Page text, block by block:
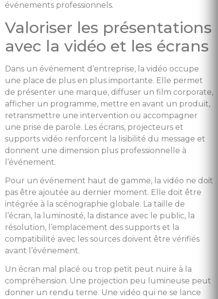
événements professionnels.
Valoriser les présentations
avec la vidéo et les écrans
Dans un événement d’entreprise, la vidéo occupe
une place de plus en plus importante. Elle permet
de présenter une marque, diffuser un film corporate,
afficher un programme, mettre en avant un produit,
retransmettre une intervention ou accompagner
une prise de parole. Les écrans, projecteurs et
supports vidéo renforcent la lisibilité du message et
donnent une dimension plus professionnelle à
l’événement.
Pour un événement haut de gamme, la vidéo ne doit
pas être ajoutée au dernier moment. Elle doit être
intégrée à la scénographie globale. La taille de
l’écran, la luminosité, la distance avec le public, la
résolution, l’emplacement des supports et la
compatibilité avec les sources doivent être vérifiés
avant l’événement.
Un écran mal placé ou trop petit peut nuire à la
compréhension. Une projection peu lumineuse peut
donner un rendu terne. Une vidéo qui ne se lance